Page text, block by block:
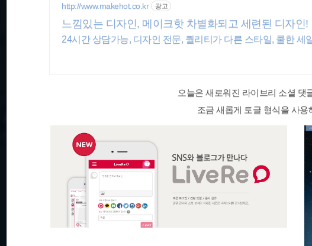
http://www.makehot.co.kr 광고
느낌있는 디자인, 메이크핫 차별화되고 세련된 디자인!
24시간 상담가능, 디자인 전문, 퀄리티가 다른 스타일, 쿨한 세
오늘은 새로워진 라이브리 소셜 댓
조금 새롭게 토글 형식을 사